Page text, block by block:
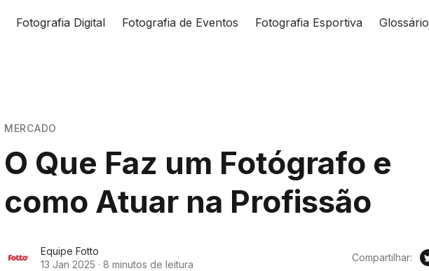
Fotografia Digital Fotografia de Eventos Fotografia Esportiva Glossário
MERCADO
O Que Faz um Fotógrafo e
como Atuar na Profissão
Equipe Fotto
13 Jan 2025 · 8 minutos de leitura
Compartilhar: